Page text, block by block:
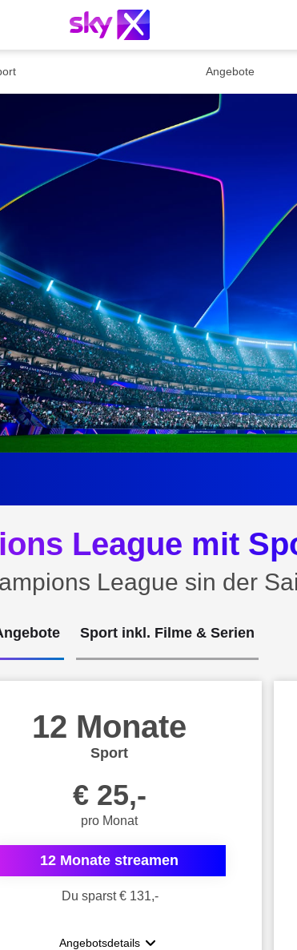
Angebote
League mit
League sin der
Sport inkl. Filme & Serien
12 Monate
Sport
€ 25,-
pro Monat
12 Monate streamen
Du sparst € 131,-
Angebotsdetails